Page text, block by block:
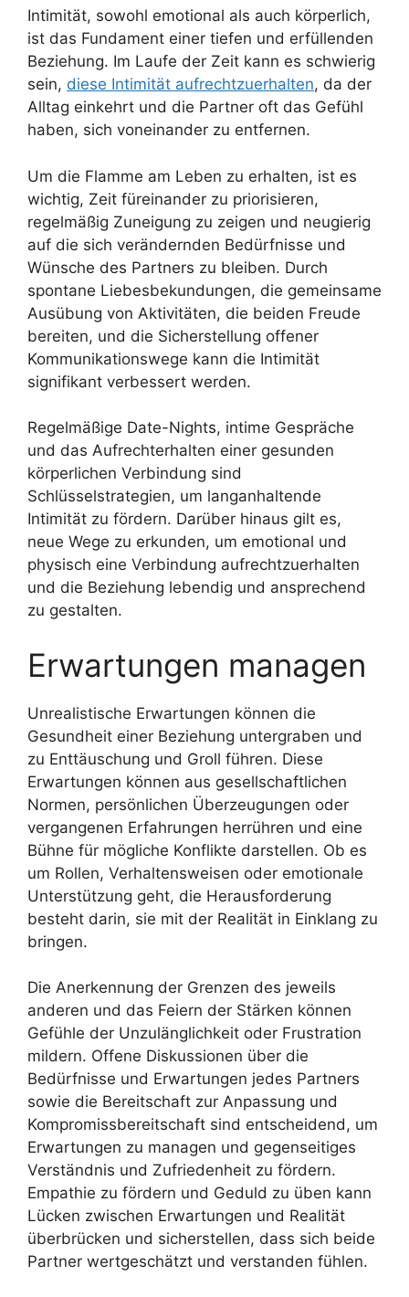
Intimität, sowohl emotional als auch körperlich,
ist das Fundament einer tiefen und erfüllenden
Beziehung. Im Laufe der Zeit kann es schwierig
sein, diese Intimität aufrechtzuerhalten, da der
Alltag einkehrt und die Partner oft das Gefühl
haben, sich voneinander zu entfernen.
Um die Flamme am Leben zu erhalten, ist es
wichtig, Zeit füreinander zu priorisieren,
regelmäßig Zuneigung zu zeigen und neugierig
auf die sich verändernden Bedürfnisse und
Wünsche des Partners zu bleiben. Durch
spontane Liebesbekundungen, die gemeinsame
Ausübung von Aktivitäten, die beiden Freude
bereiten, und die Sicherstellung offener
Kommunikationswege kann die Intimität
signifikant verbessert werden.
Regelmäßige Date-Nights, intime Gespräche
und das Aufrechterhalten einer gesunden
körperlichen Verbindung sind
Schlüsselstrategien, um langanhaltende
Intimität zu fördern. Darüber hinaus gilt es,
neue Wege zu erkunden, um emotional und
physisch eine Verbindung aufrechtzuerhalten
und die Beziehung lebendig und ansprechend
zu gestalten.
Erwartungen managen
Unrealistische Erwartungen können die
Gesundheit einer Beziehung untergraben und
zu Enttäuschung und Groll führen. Diese
Erwartungen können aus gesellschaftlichen
Normen, persönlichen Überzeugungen oder
vergangenen Erfahrungen herrühren und eine
Bühne für mögliche Konflikte darstellen. Ob es
um Rollen, Verhaltensweisen oder emotionale
Unterstützung geht, die Herausforderung
besteht darin, sie mit der Realität in Einklang zu
bringen.
Die Anerkennung der Grenzen des jeweils
anderen und das Feiern der Stärken können
Gefühle der Unzulänglichkeit oder Frustration
mildern. Offene Diskussionen über die
Bedürfnisse und Erwartungen jedes Partners
sowie die Bereitschaft zur Anpassung und
Kompromissbereitschaft sind entscheidend, um
Erwartungen zu managen und gegenseitiges
Verständnis und Zufriedenheit zu fördern.
Empathie zu fördern und Geduld zu üben kann
Lücken zwischen Erwartungen und Realität
überbrücken und sicherstellen, dass sich beide
Partner wertgeschätzt und verstanden fühlen.